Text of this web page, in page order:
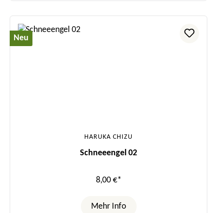
Neu
HARUKA CHIZU
Schneeengel 02
8,00 €*
Mehr Info